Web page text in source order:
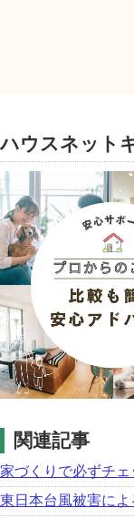
ハウスネット
関連記事
家づくりで必ずチ
東日本台風被害に